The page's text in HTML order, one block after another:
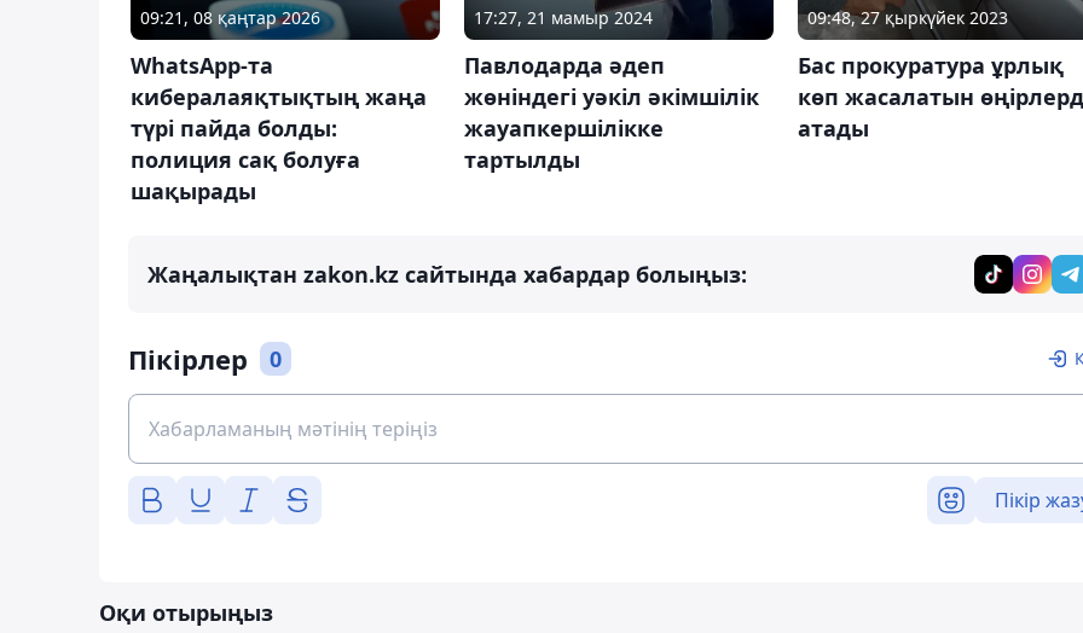
09:21, 08 қаңтар 2026
WhatsApp-та
кибералаяқтықтың жаңа
түрі пайда болды:
полиция сақ болуға
шақырады
17:27, 21 мамыр 2024
Павлодарда әдеп
жөніндегі уәкіл әкімшілік
жауапкершілікке
тартылды
09:48, 27 қыркүйек 2023
Бас прокуратура ұрлық
көп жасалатын
атады
Жаңалықтан zakon.kz сайтында хабардар болыңыз:
Пікірлер 0
Пікір
Оқи отырыңыз